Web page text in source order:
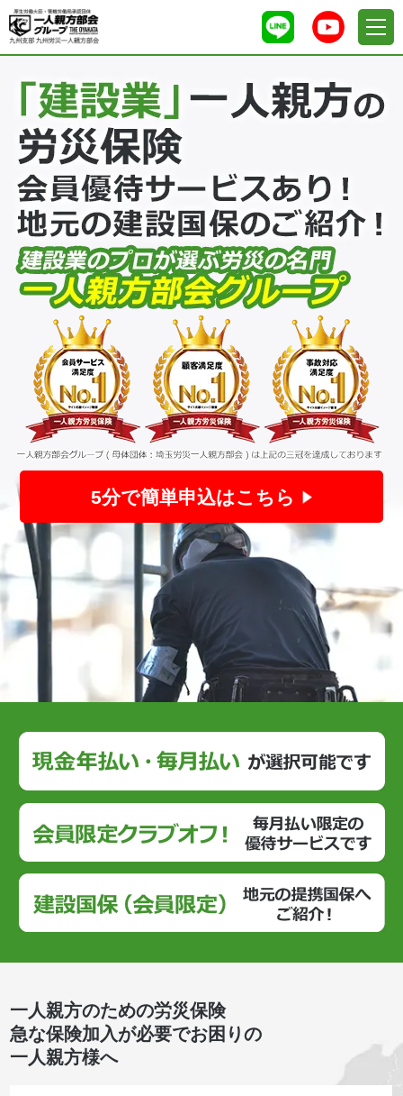
5分で簡単申込はこちら
一人親方のための労災保険
急な保険加入が必要でお困りの
一人親方様へ